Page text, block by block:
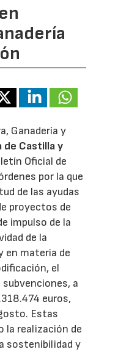
Ganadería y
de Castilla y
Oficial de
por la que
de las ayudas
proyectos de
impulso de la
de la
en materia de
el
a
euros,
Estas
la realización de
sostenibilidad y